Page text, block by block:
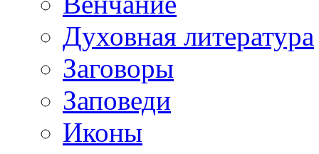
Духовная литература
Заговоры
Заповеди
Иконы